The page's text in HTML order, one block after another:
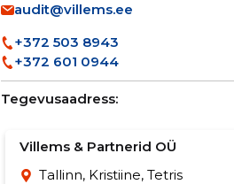
audit@villems.ee
+372 503 8943
+372 601 0944
Tegevusaadress:
Villems & Partnerid OÜ
Tallinn, Kristiine, Tetris